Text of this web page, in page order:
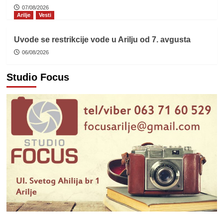
07/08/2026
Arilje
Vesti
Uvode se restrikcije vode u Arilju od 7. avgusta
06/08/2026
Studio Focus